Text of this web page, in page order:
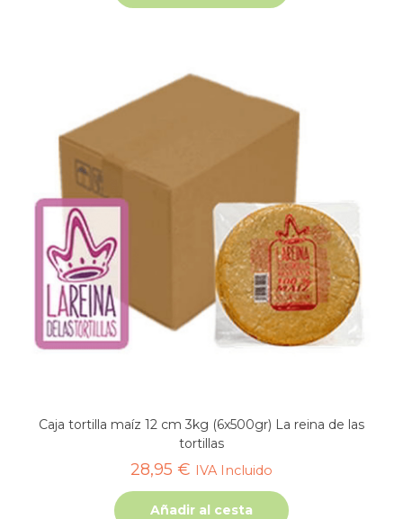
Caja tortilla maíz 12 cm 3kg (6x500gr) La reina de las
tortillas
28,95 € IVA Incluido
Añadir al cesta